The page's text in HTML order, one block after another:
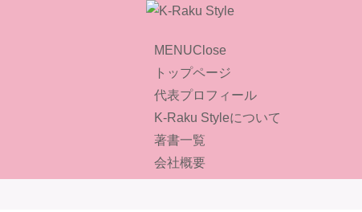
MENUClose
トップページ
代表プロフィール
K-Raku Styleについて
著書一覧
会社概要